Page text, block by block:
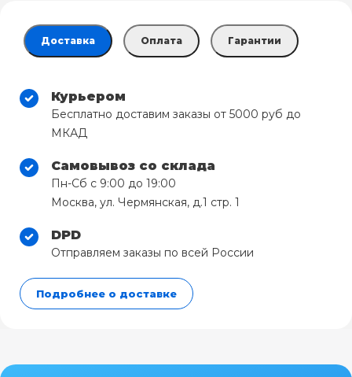
Доставка Оплата Гарантии
Курьером
Бесплатно доставим заказы от 5000 руб до
МКАД
Самовывоз со склада
Пн-Сб с 9:00 до 19:00
Москва, ул. Чермянская, д.1 стр. 1
DPD
Отправляем заказы по всей России
Подробнее о доставке